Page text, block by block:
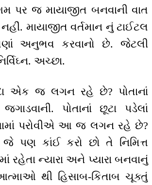
પર જ માયાજીત બનવાની વાત
માયાજીત વર્તમાન નું ટાઈટલ
અનુભવ કરવાનો છે. જેટલી
અચ્છા.
એક જ લગન રહે છે? પોતાનાં
પોતાનાં છૂટા પડેલાં
પરોવીએ આ જ લગન રહે છે?
પણ કાંઈ કરો છો તે નિમિત્ત
રહેતા ન્યારા અને પ્યારા બનવાનું
થી હિસાબ-કિતાબ ચૂક્તું